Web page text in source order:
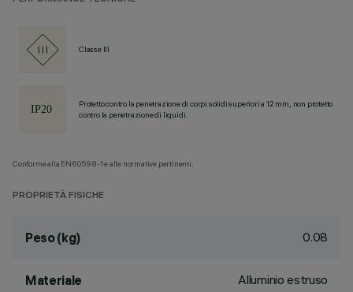
Classe III
Protetto contro la penetrazione di corpi solidi superiori a 12 mm, non protetto
contro la penetrazione di liquidi.
Conforme alla EN60598-1 e alle normative pertinenti.
PROPRIETÀ FISICHE
Peso (kg) 0.08
Materiale Alluminio estruso